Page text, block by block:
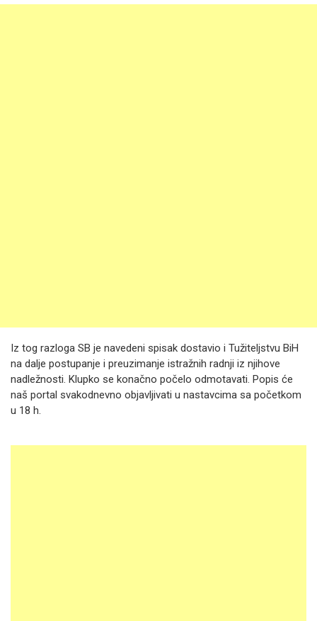
Iz tog razloga SB je navedeni spisak dostavio i Tužiteljstvu BiH
na dalje postupanje i preuzimanje istražnih radnji iz njihove
nadležnosti. Klupko se konačno počelo odmotavati. Popis će
naš portal svakodnevno objavljivati ​​u nastavcima sa početkom
u 18 h.